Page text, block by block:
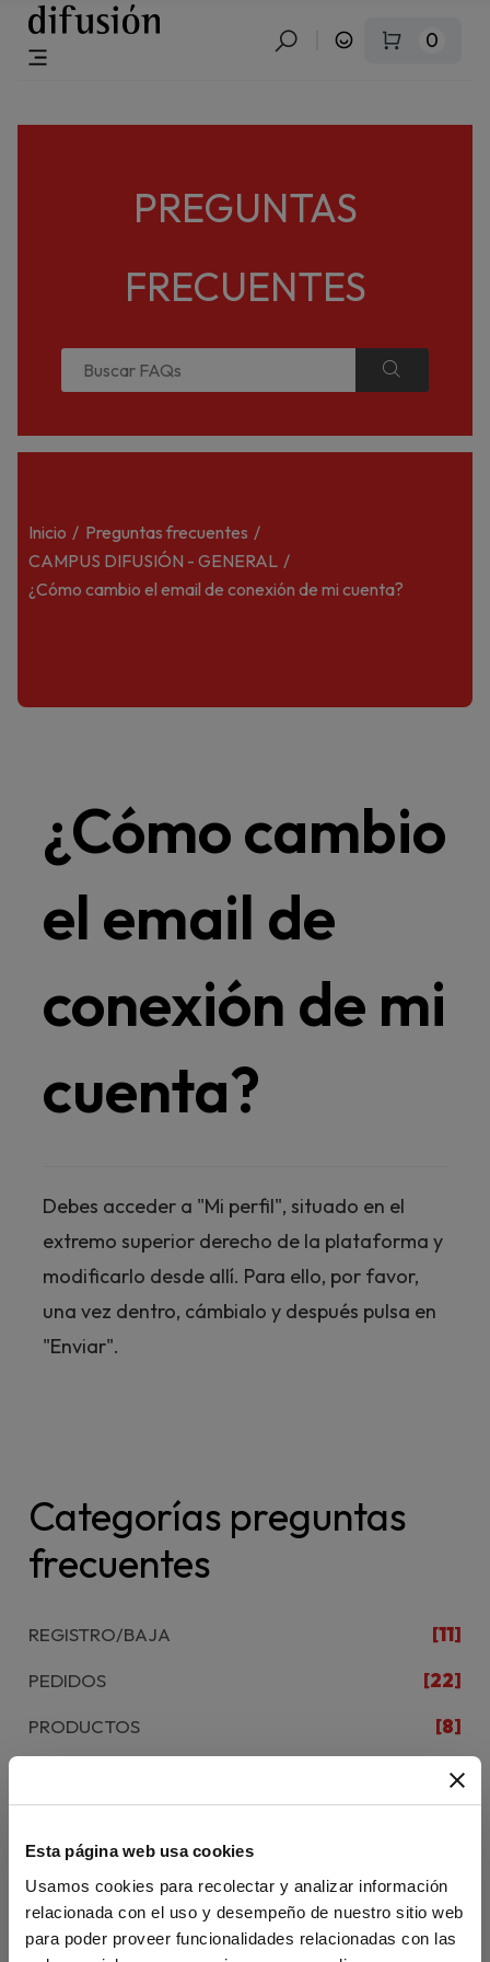
Esta página web usa cookies
Usamos cookies para recolectar y analizar información
relacionada con el uso y desempeño de nuestro sitio web
para poder proveer funcionalidades relacionadas con las
0
PREGUNTAS
FRECUENTES
Inicio
Preguntas frecuentes
CAMPUS DIFUSIÓN - GENERAL
¿Cómo cambio el email de conexión de mi cuenta?
¿Cómo cambio
el email de
conexión de mi
cuenta?
Debes acceder a "Mi perfil", situado en el
extremo superior derecho de la plataforma y
modificarlo desde allí. Para ello, por favor,
una vez dentro, cámbialo y después pulsa en
"Enviar".
Categorías preguntas
frecuentes
REGISTRO/BAJA
[11]
PEDIDOS
[22]
PRODUCTOS
[8]
[4]
CAMPUS DIFUSIÓN - ACCESO
CAMPUS DIFUSIÓN - CONTENIDO
[11]
CAMPUS DIFUSIÓN - APP